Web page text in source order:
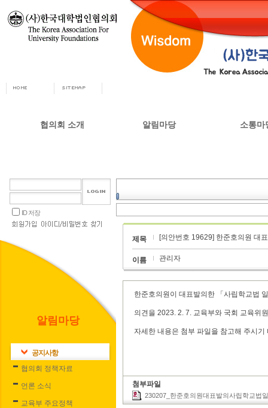
협의회 소개
설립목적 및 주요사업
협의회 정관
알림마당
교육부 주요정책
소통마
ID 저장
알림마당
공지사항
협의회 정책자료
언론 소식
교육부 주요정책
제목 [의안번호 19629] 한준호의원 대
이름 관리자
한준호의원이 대표발의한 「사립학교법
의견을 2023. 2. 7. 교육부와 국회 교육위
자세한 내용은 첨부 파일을 참고해 주시
첨부파일
230207_한준호의원대표발의사립학교법